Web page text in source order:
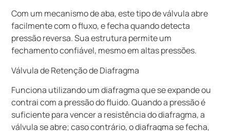
Com um mecanismo de aba, este tipo de válvula abre
facilmente com o fluxo, e fecha quando detecta
pressão reversa. Sua estrutura permite um
fechamento confiável, mesmo em altas pressões.
Válvula de Retenção de Diafragma
Funciona utilizando um diafragma que se expande ou
contrai com a pressão do fluido. Quando a pressão é
suficiente para vencer a resistência do diafragma, a
válvula se abre; caso contrário, o diafragma se fecha,